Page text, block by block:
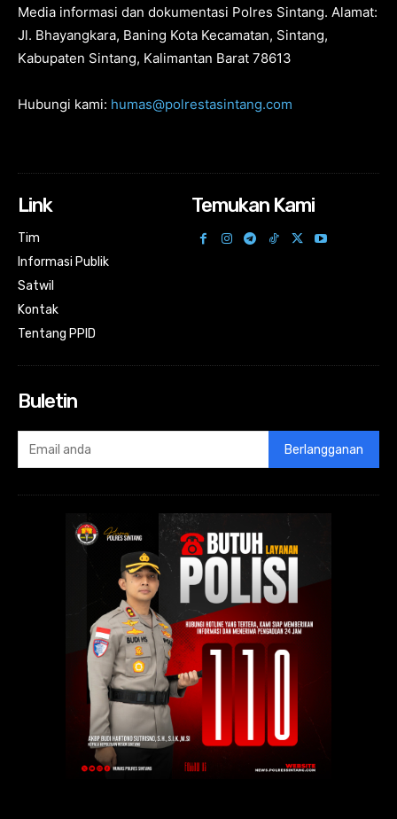
Media informasi dan dokumentasi Polres Sintang. Alamat:
Jl. Bhayangkara, Baning Kota Kecamatan, Sintang,
Kabupaten Sintang, Kalimantan Barat 78613
Hubungi kami: humas@polrestasintang.com
Link
Tim
Informasi Publik
Satwil
Kontak
Tentang PPID
Temukan Kami
Buletin
Berlangganan